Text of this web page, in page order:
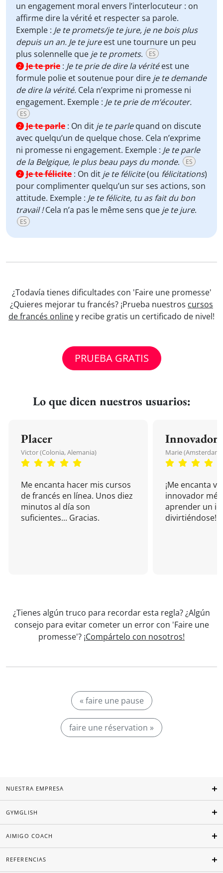
un engagement moral envers l’interlocuteur : on
affirme dire la vérité et respecter sa parole.
Exemple : Je te promets/je te jure, je ne bois plus
depuis un an. Je te jureest une tournure un peu
plus solennelle que je te promets. ES
2 Je te prie : Je te prie de dire la véritéest une
formule polie et soutenue pour dire je te demande
de dire la vérité. Cela n’exprime ni promesse ni
engagement. Exemple : Je te prie de m’écouter.
ES
2 Je te parle : On dit je te parlequand on discute
avec quelqu’un de quelque chose. Cela n’exprime
ni promesse ni engagement. Exemple : Je te parle
de la Belgique, le plus beau pays du monde. ES
2 Je te félicite : On dit je te félicite(ou félicitations)
pour complimenter quelqu’un sur ses actions, son
attitude. Exemple : Je te félicite, tu as fait du bon
travail !Cela n’a pas le même sens que je te jure.
ES
¿Todavía tienes dificultades con 'Faire une promesse'
¿Quieres mejorar tu francés? ¡Prueba nuestros cursos
de francés onliney recibe gratis un certificado de nivel!
PRUEBA GRATIS
Lo que dicen nuestros usuarios:
Placer
Victor (Colonia, Alemania)
Me encanta hacer mis cursos
de francés en línea. Unos diez
minutos al día son
suficientes... Gracias.
Innovador
Marie (Amsterdam,
¡Me encanta
innovador
aprender un
divirtiéndose!
¿Tienes algún truco para recordar esta regla? ¿Algún
consejo para evitar cometer un error con 'Faire une
promesse'? ¡Compártelo con nosotros!
« faire une pause
faire une réservation »
NUESTRA EMPRESA
GYMGLISH
AIMIGO COACH
REFERENCIAS